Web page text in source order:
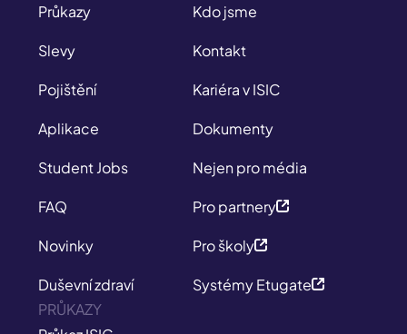
Průkazy
Slevy
Pojištění
Aplikace
Student Jobs
FAQ
Novinky
Duševní zdraví
Kdo jsme
Kontakt
Kariéra v ISIC
Dokumenty
Nejen pro média
Pro partnery
Pro školy
Systémy Etugate
PRŮKAZY